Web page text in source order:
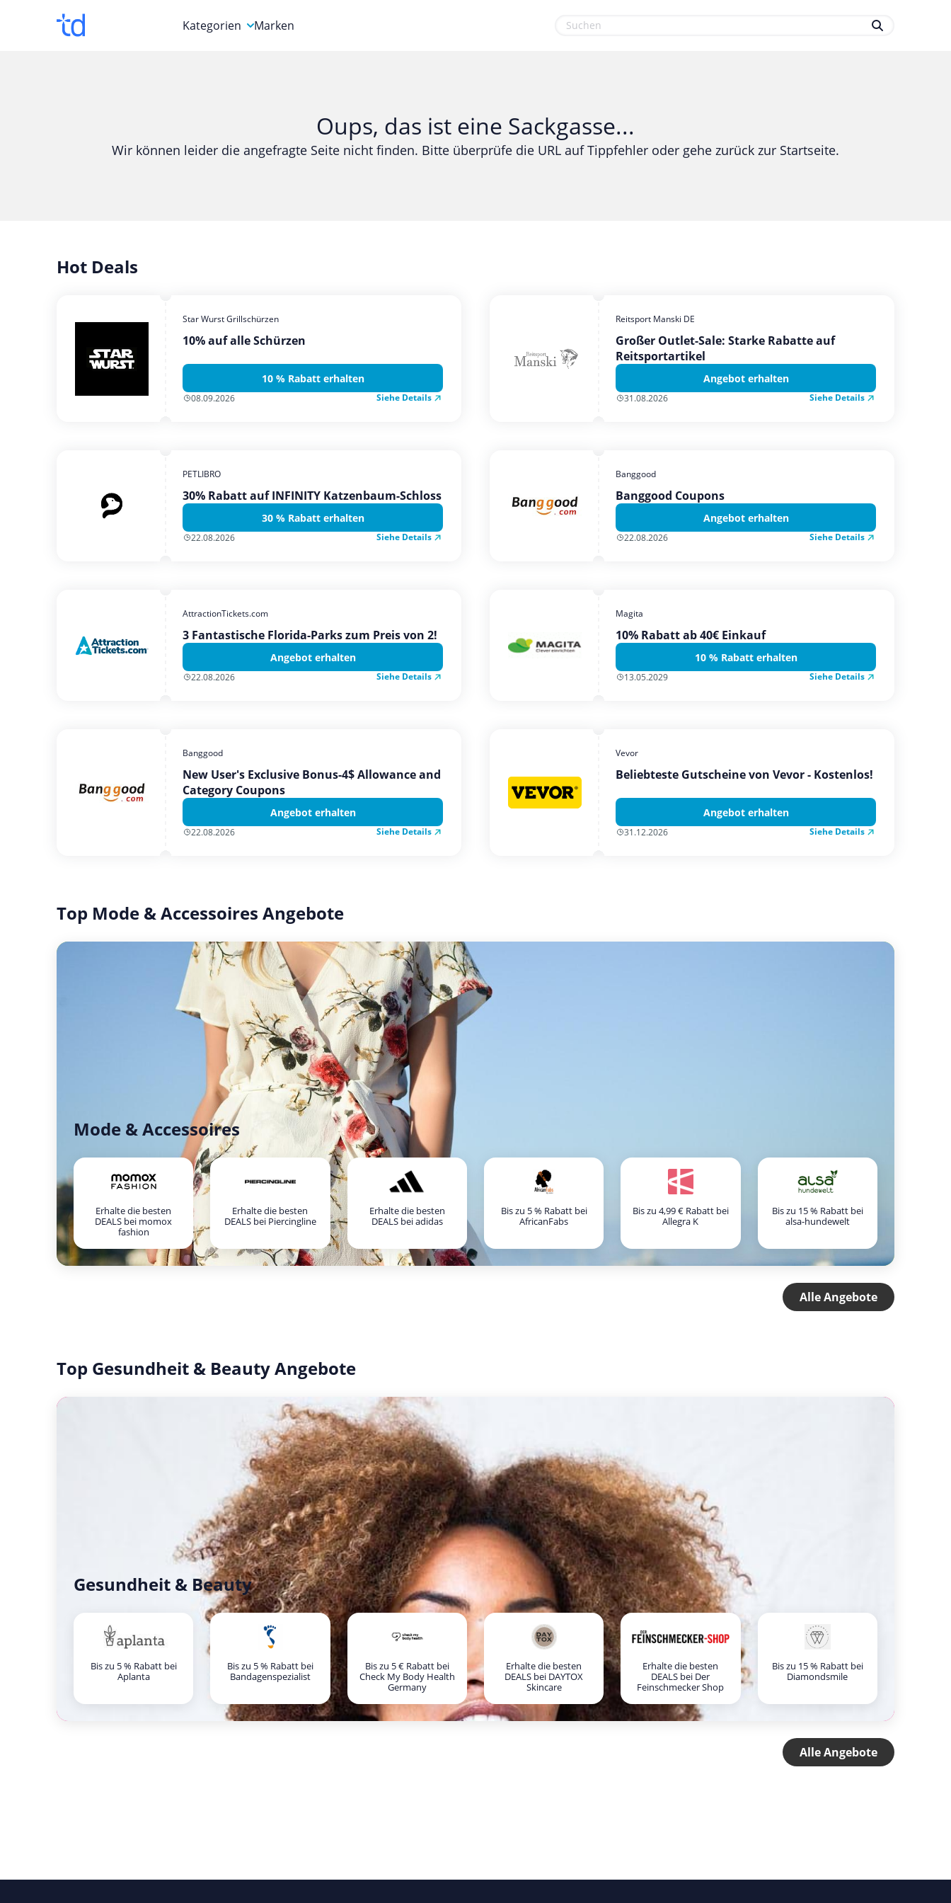
Kategorien
Computer & Elektronik
Gesundheit & Beauty
Mobilfunk & Internet
Marken
Oups, das ist eine Sackgasse...
Wir können leider die angefragte Seite nicht finden. Bitte überprüfe die URL auf Tippfehler oder gehe zurück zur Startseite.
Hot Deals
Star Wurst Grillschürzen
10% auf alle Schürzen
10 % Rabatt erhalten
08.09.2026 Siehe Details
Reitsport Manski DE
Großer Outlet-Sale: Starke Rabatte auf
Reitsportartikel
Angebot erhalten
31.08.2026 Siehe Details
PETLIBRO
30% Rabatt auf INFINITY Katzenbaum-Schloss
30 % Rabatt erhalten
22.08.2026 Siehe Details
Banggood
Banggood Coupons
Angebot erhalten
22.08.2026 Siehe Details
AttractionTickets.com
3 Fantastische Florida-Parks zum Preis von 2!
Angebot erhalten
22.08.2026 Siehe Details
Magita
10% Rabatt ab 40€ Einkauf
10 % Rabatt erhalten
13.05.2029 Siehe Details
Banggood
New User's Exclusive Bonus-4$ Allowance and
Category Coupons
Angebot erhalten
22.08.2026 Siehe Details
Vevor
Beliebteste Gutscheine von Vevor - Kostenlos!
Angebot erhalten
31.12.2026 Siehe Details
Top Mode & Accessoires Angebote
Mode & Accessoires
Erhalte die besten
DEALS bei momox
fashion
Erhalte die besten
DEALS bei Piercingline
Erhalte die besten
DEALS bei adidas
Bis zu 5 % Rabatt bei
AfricanFabs
Bis zu 4,99 € Rabatt bei
Allegra K
Bis zu 15 % Rabatt bei
alsa-hundewelt
Alle Angebote
Top Gesundheit & Beauty Angebote
Gesundheit & Beauty
Bis zu 5 % Rabatt bei
Aplanta
Bis zu 5 % Rabatt bei
Bandagenspezialist
Bis zu 5 € Rabatt bei
Check My Body Health
Germany
Erhalte die besten
DEALS bei DAYTOX
Skincare
Erhalte die besten
DEALS bei Der
Feinschmecker Shop
Bis zu 15 % Rabatt bei
Diamondsmile
Alle Angebote